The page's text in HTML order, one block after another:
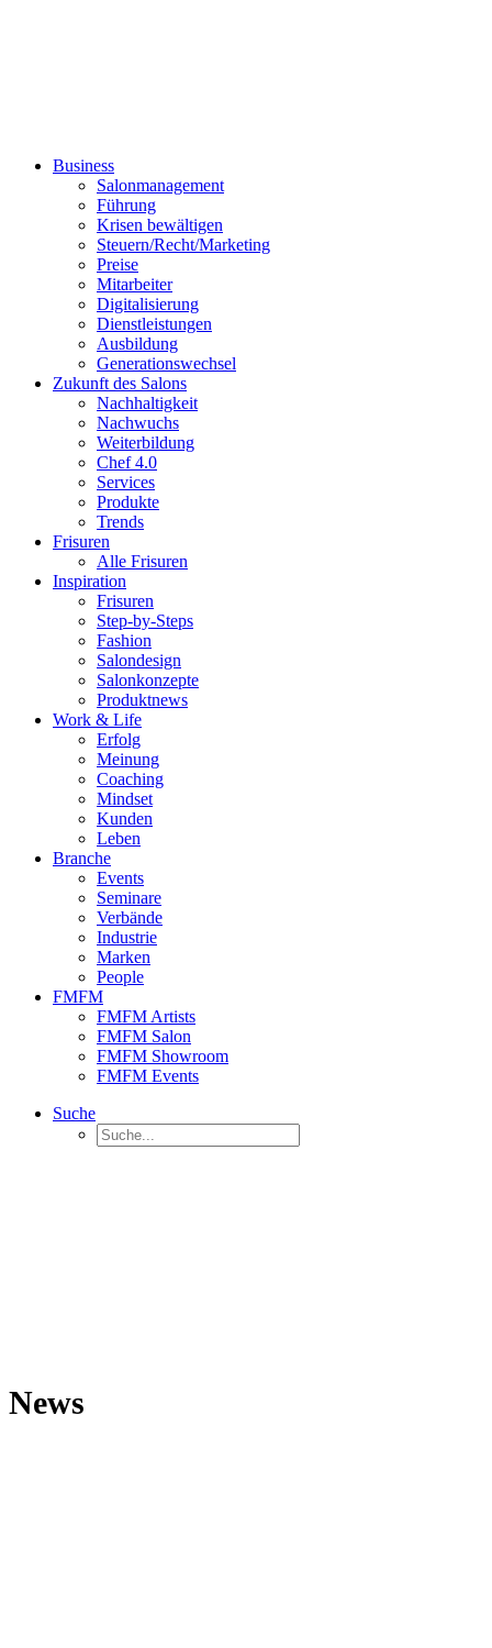
Business
Salonmanagement
Führung
Krisen bewältigen
Steuern/Recht/Marketing
Preise
Mitarbeiter
Digitalisierung
Dienstleistungen
Ausbildung
Generationswechsel
Zukunft des Salons
Nachhaltigkeit
Nachwuchs
Weiterbildung
Chef 4.0
Services
Produkte
Trends
Frisuren
Alle Frisuren
Inspiration
Frisuren
Step-by-Steps
Fashion
Salondesign
Salonkonzepte
Produktnews
Work & Life
Erfolg
Meinung
Coaching
Mindset
Kunden
Leben
Branche
Events
Seminare
Verbände
Industrie
Marken
People
FMFM
FMFM Artists
FMFM Salon
FMFM Showroom
FMFM Events
Suche
News